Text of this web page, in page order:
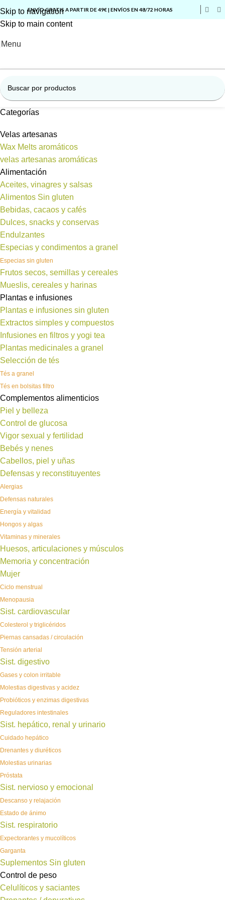
Skip to navigation
Skip to main content
ENVÍO GRATIS A PARTIR DE 49€ | ENVÍOS EN 48/72 HORAS
Menu
Categorías
Velas artesanas
Wax Melts aromáticos
velas artesanas aromáticas
Alimentación
Aceites, vinagres y salsas
Alimentos Sin gluten
Bebidas, cacaos y cafés
Dulces, snacks y conservas
Endulzantes
Especias y condimentos a granel
Especias sin gluten
Frutos secos, semillas y cereales
Mueslis, cereales y harinas
Plantas e infusiones
Plantas e infusiones sin gluten
Extractos simples y compuestos
Infusiones en filtros y yogi tea
Plantas medicinales a granel
Selección de tés
Tés a granel
Tés en bolsitas filtro
Complementos alimenticios
Piel y belleza
Control de glucosa
Vigor sexual y fertilidad
Bebés y nenes
Cabellos, piel y uñas
Defensas y reconstituyentes
Alergias
Defensas naturales
Energía y vitalidad
Hongos y algas
Vitaminas y minerales
Huesos, articulaciones y músculos
Memoria y concentración
Mujer
Ciclo menstrual
Menopausia
Sist. cardiovascular
Colesterol y triglicéridos
Piernas cansadas / circulación
Tensión arterial
Sist. digestivo
Gases y colon irritable
Molestias digestivas y acidez
Probióticos y enzimas digestivas
Reguladores intestinales
Sist. hepático, renal y urinario
Cuidado hepático
Drenantes y diuréticos
Molestias urinarias
Próstata
Sist. nervioso y emocional
Descanso y relajación
Estado de ánimo
Sist. respiratorio
Expectorantes y mucolíticos
Garganta
Suplementos Sin gluten
Control de peso
Celulíticos y saciantes